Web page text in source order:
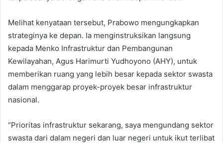
Melihat kenyataan tersebut, Prabowo mengungkapkan
strateginya ke depan. Ia menginstruksikan langsung
kepada Menko Infrastruktur dan Pembangunan
Kewilayahan, Agus Harimurti Yudhoyono (AHY), untuk
memberikan ruang yang lebih besar kepada sektor swasta
dalam menggarap proyek-proyek besar infrastruktur
nasional.
“Prioritas infrastruktur sekarang, saya mengundang sektor
swasta dari dalam negeri dan luar negeri untuk ikut terlibat